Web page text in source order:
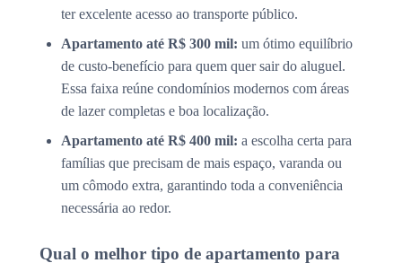
ter excelente acesso ao transporte público.
Apartamento até R$ 300 mil: um ótimo equilíbrio
de custo-benefício para quem quer sair do aluguel.
Essa faixa reúne condomínios modernos com áreas
de lazer completas e boa localização.
Apartamento até R$ 400 mil: a escolha certa para
famílias que precisam de mais espaço, varanda ou
um cômodo extra, garantindo toda a conveniência
necessária ao redor.
Qual o melhor tipo de apartamento para